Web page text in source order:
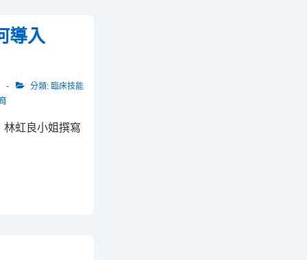
導入
分類: 臨床技能
虹良小姐撰寫